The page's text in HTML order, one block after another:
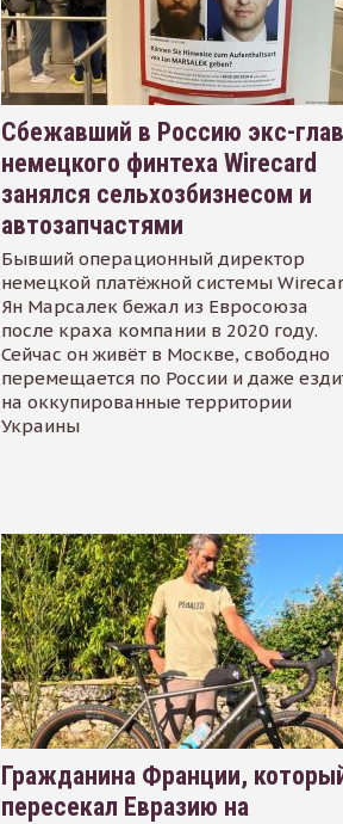
Сбежавший в Россию экс-
немецкого финтеха Wirecard
занялся сельхозбизнесом и
автозапчастями
Бывший операционный директор
немецкой платёжной системы
Ян Марсалек бежал из Евросоюза
после краха компании в 2020 году.
Сейчас он живёт в Москве, свободно
перемещается по России и даже
на оккупированные территории
Украины
Гражданина Франции,
пересекал Евразию на